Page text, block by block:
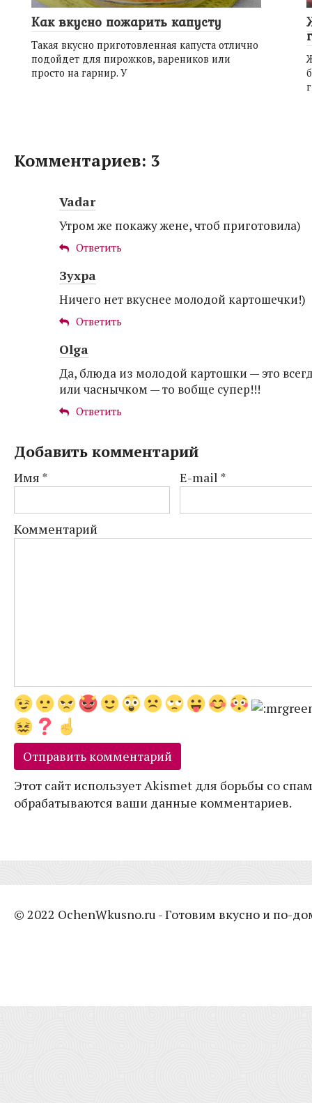
Как вкусно пожарить капусту
Такая вкусно приготовленная капуста отлично
подойдет для пирожков, вареников или
просто на гарнир. У
Комментариев: 3
Vadar
Утром же покажу жене, чтоб приготовила)
Ответить
Зухра
Ничего нет вкуснее молодой картошечки!)
Ответить
Olga
Да, блюда из молодой картошки — это
или часнычком — то вобще супер!!!
Ответить
Добавить комментарий
Имя * E-mail *
Комментарий
Этот сайт использует Akismet для борьбы со
обрабатываются ваши данные комментариев.
© 2022 OchenWkusno.ru - Готовим вкусно и по-